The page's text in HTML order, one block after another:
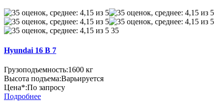
35
Hyundai 16 B 7
Грузоподъемность:1600 кг
Высота подъема:Варьируется
Цена*:По запросу
Подробнее